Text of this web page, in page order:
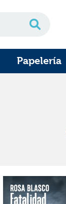
Papelería